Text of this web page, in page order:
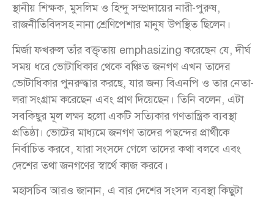
স্থানীয় শিক্ষক, মুসলিম ও হিন্দু সম্প্রদায়ের নারী-পুরুষ,
রাজনীতিবিদসহ নানা শ্রেণিপেশার মানুষ উপস্থিত ছিলেন।
মির্জা ফখরুল তাঁর বক্তৃতায় emphasizing করেছেন যে, দীর্ঘ
সময় ধরে ভোটাধিকার থেকে বঞ্চিত জনগণ এখন তাদের
ভোটাধিকার পুনরুদ্ধার করছে, যার জন্য বিএনপি ও তার নেতা-
লরা সংগ্রাম করেছেন এবং প্রাণ দিয়েছেন। তিনি বলেন, এটা
সবকিছুর মূল লক্ষ্য হলো একটি সত্যিকার গণতান্ত্রিক ব্যবস্থা
প্রতিষ্ঠা। ভোটের মাধ্যমে জনগণ তাদের পছন্দের প্রার্থীকে
নির্বাচিত করবে, যারা সংসদে গেলে তাদের কথা বলবে এবং
দেশের তথা জনগণের স্বার্থে কাজ করবে।
মহাসচিব আরও জানান, এ বার দেশের সংসদ ব্যবস্থা কিছুটা